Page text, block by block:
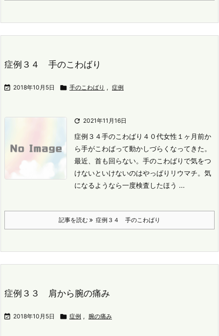
症例３４ 手のこわばり
 2018年10月5日  手のこわばり , 症例
 2021年11月16日
症例３４手のこわばり ４０代女性 １ヶ月前か
ら手がこわばって動かしづらくなってきた。
最近、首も回らない。 手のこわばりで気をつ
けないといけないのはやっぱりリウマチ。 気
になるようなら一度検査したほう ...
記事を読む 症例３４ 手のこわばり
症例３３ 肩から腕の痛み
 2018年10月5日  症例 , 腕の痛み